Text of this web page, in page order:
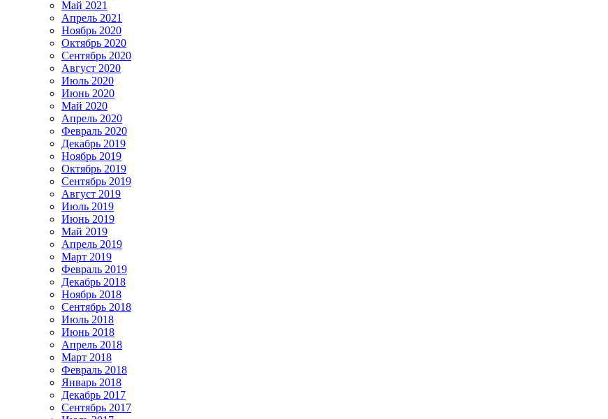
Май 2021
Апрель 2021
Ноябрь 2020
Октябрь 2020
Сентябрь 2020
Август 2020
Июль 2020
Июнь 2020
Май 2020
Апрель 2020
Февраль 2020
Декабрь 2019
Ноябрь 2019
Октябрь 2019
Сентябрь 2019
Август 2019
Июль 2019
Июнь 2019
Май 2019
Апрель 2019
Март 2019
Февраль 2019
Декабрь 2018
Ноябрь 2018
Сентябрь 2018
Июль 2018
Июнь 2018
Апрель 2018
Март 2018
Февраль 2018
Январь 2018
Декабрь 2017
Сентябрь 2017